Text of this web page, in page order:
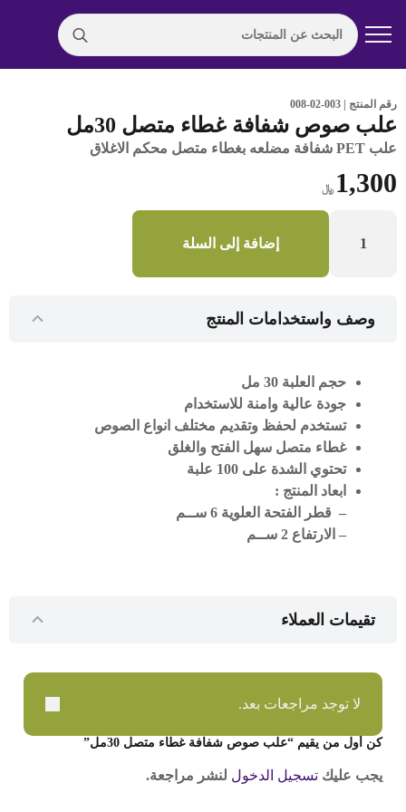
Search
for:
رقم المنتج | 003-02-008
علب صوص شفافة غطاء متصل 30مل
علب PET شفافة مضلعه بغطاء متصل محكم الاغلاق
1,300 ﷼
صوص
إضافة إلى السلة
وصف واستخدامات المنتج
حجم العلبة 30 مل
جودة عالية وامنة للاستخدام
تستخدم لحفظ وتقديم مختلف انواع الصوص
غطاء متصل سهل الفتح والغلق
تحتوي الشدة على 100 علبة
ابعاد المنتج :
– قطر الفتحة العلوية 6 ســم
– الارتفاع 2 ســم
تقيمات العملاء
لا توجد مراجعات بعد.
كن أول من يقيم “علب صوص شفافة غطاء متصل 30مل”
يجب عليك تسجيل الدخول لنشر مراجعة.